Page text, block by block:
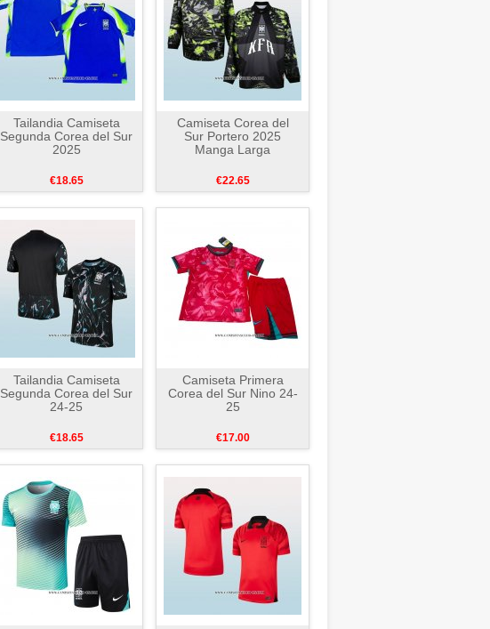
Tailandia Camiseta
Segunda Corea del Sur
2025
€18.65
Camiseta Corea del
Sur Portero 2025
Manga Larga
€22.65
Tailandia Camiseta
Segunda Corea del Sur
24-25
€18.65
Camiseta Primera
Corea del Sur Nino 24-
25
€17.00